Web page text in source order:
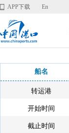
APP下载 En
船名
转运港
开始时间
截止时间